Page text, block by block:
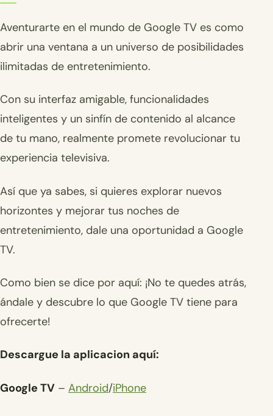
Aventurarte en el mundo de Google TV es como
abrir una ventana a un universo de posibilidades
ilimitadas de entretenimiento.
Con su interfaz amigable, funcionalidades
inteligentes y un sinfín de contenido al alcance
de tu mano, realmente promete revolucionar tu
experiencia televisiva.
Así que ya sabes, si quieres explorar nuevos
horizontes y mejorar tus noches de
entretenimiento, dale una oportunidad a Google
TV.
Como bien se dice por aquí: ¡No te quedes atrás,
ándale y descubre lo que Google TV tiene para
ofrecerte!
Descargue la aplicacion aquí:
Google TV – Android/iPhone